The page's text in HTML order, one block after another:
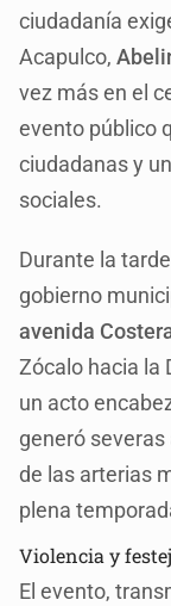
ciudadanía
Acapulco,
vez más en el
evento público
ciudadanas y
sociales.
Durante la tarde
gobierno
avenida
Zócalo hacia la
un acto
generó
de las arterias
plena
Violencia y
El evento,